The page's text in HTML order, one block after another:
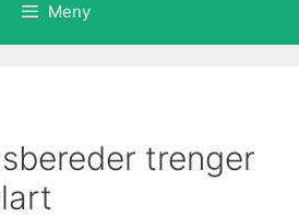
Meny
trenger